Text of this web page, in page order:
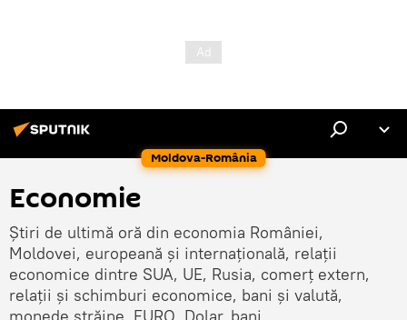
Moldova-România
Economie
Știri de ultimă oră din economia României,
Moldovei, europeană și internațională, relații
economice dintre SUA, UE, Rusia, comerț extern,
relații și schimburi economice, bani și valută,